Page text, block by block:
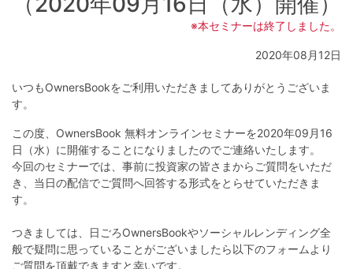
フ
デ
ィ
ン
グ
で
不
動
※本セミナーは終了しました。
2020年08月12日
いつもOwnersBookをご利用いただきましてありがとうございま
す。
この度、OwnersBook 無料オンラインセミナーを2020年09月16
日（水）に開催することになりましたのでご連絡いたします。
今回のセミナーでは、事前に投資家の皆さまからご質問をいただ
き、当日の配信でご質問へ回答する形式をとらせていただきま
す。
つきましては、日ごろOwnersBookやソーシャルレンディング全
般で疑問に思っていることがございましたら以下のフォームより
ご質問を頂戴できますと幸いです。